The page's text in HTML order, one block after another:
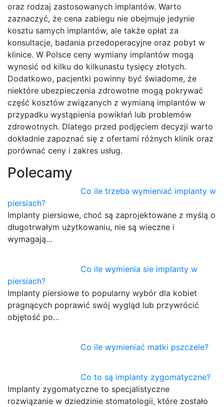
oraz rodzaj zastosowanych implantów. Warto
zaznaczyć, że cena zabiegu nie obejmuje jedynie
kosztu samych implantów, ale także opłat za
konsultacje, badania przedoperacyjne oraz pobyt w
klinice. W Polsce ceny wymiany implantów mogą
wynosić od kilku do kilkunastu tysięcy złotych.
Dodatkowo, pacjentki powinny być świadome, że
niektóre ubezpieczenia zdrowotne mogą pokrywać
część kosztów związanych z wymianą implantów w
przypadku wystąpienia powikłań lub problemów
zdrowotnych. Dlatego przed podjęciem decyzji warto
dokładnie zapoznać się z ofertami różnych klinik oraz
porównać ceny i zakres usług.
Polecamy
Co ile trzeba wymieniać implanty w
piersiach?
Implanty piersiowe, choć są zaprojektowane z myślą o
długotrwałym użytkowaniu, nie są wieczne i
wymagają…
Co ile wymienia sie implanty w
piersiach?
Implanty piersiowe to popularny wybór dla kobiet
pragnących poprawić swój wygląd lub przywrócić
objętość po…
Co ile wymieniać matki pszczele?
Co to są implanty zygomatyczne?
Implanty zygomatyczne to specjalistyczne
rozwiązanie w dziedzinie stomatologii, które zostało